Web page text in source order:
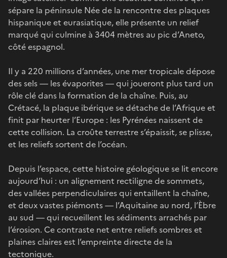
sépare la péninsule Née de la rencontre des plaques
hispanique et eurasiatique, elle présente un relief
marqué qui culmine à 3404 mètres au pic d’Aneto,
côté espagnol.
Il y a 220 millions d’années, une mer tropicale dépose
des sels — les évaporites — qui joueront plus tard un
rôle clé dans la formation de la chaîne. Puis, au
Crétacé, la plaque ibérique se détache de l’Afrique et
finit par heurter l’Europe : les Pyrénées naissent de
cette collision. La croûte terrestre s’épaissit, se plisse,
et les reliefs sortent de l’océan.
Depuis l’espace, cette histoire géologique se lit encore
aujourd’hui : un alignement rectiligne de sommets,
des vallées perpendiculaires qui entaillent la chaîne,
et deux vastes piémonts — l’Aquitaine au nord, l’Èbre
au sud — qui recueillent les sédiments arrachés par
l’érosion. Ce contraste net entre reliefs sombres et
plaines claires est l’empreinte directe de la
tectonique.